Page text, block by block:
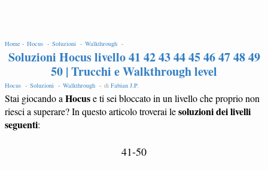
Home - Hocus - Soluzioni - Walkthrough -
Soluzioni Hocus livello 41 42 43 44 45 46 47 48 49
50 | Trucchi e Walkthrough level
Hocus - Soluzioni - Walkthrough - di Fabian J.P.
Stai giocando a Hocuse ti sei bloccato in un livello che proprio non
riesci a superare? In questo articolo troverai lesoluzioni dei livelli
seguenti:
41-50